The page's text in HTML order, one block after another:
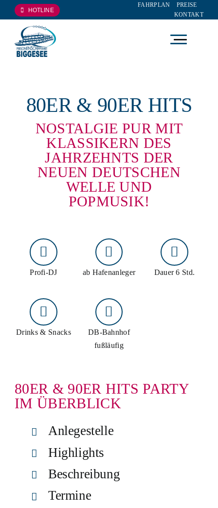
Inhalt
springen
HOTLINE
FAHRPLAN
PREISE
KONTAKT
80ER & 90ER HITS
NOSTALGIE PUR MIT
KLASSIKERN DES
JAHRZEHNTS DER
NEUEN DEUTSCHEN
WELLE UND
POPMUSIK!
Profi-DJ ab Hafenanleger Dauer 6 Std.
Drinks & Snacks
DB-Bahnhof
fußläufig
80ER & 90ER HITS PARTY
IM ÜBERBLICK
Anlegestelle
Highlights
Beschreibung
Termine
Tickets kaufen
Fahrplan prüfen
Preise ansehen
Eventkalender
Schiff mieten
Events an Bord
Planung & Service
Anfahrt: Anleger, Parken & Barrierefreiheit